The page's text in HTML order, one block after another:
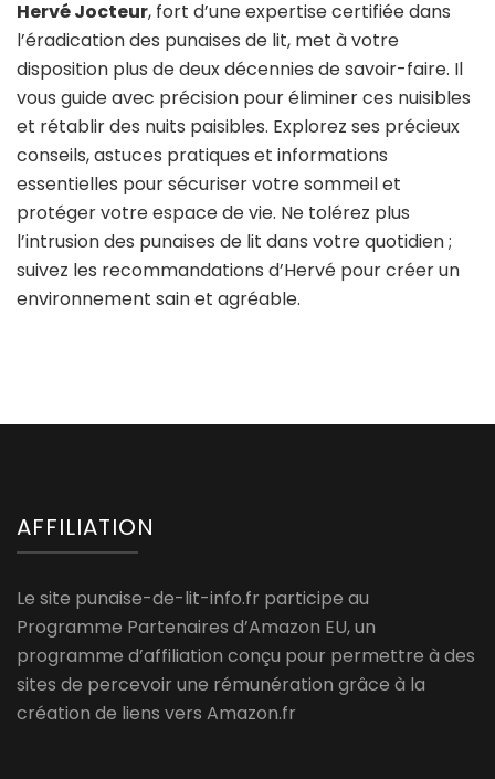
Hervé Jocteur, fort d’une expertise certifiée dans
l’éradication des punaises de lit, met à votre
disposition plus de deux décennies de savoir-faire. Il
vous guide avec précision pour éliminer ces nuisibles
et rétablir des nuits paisibles. Explorez ses précieux
conseils, astuces pratiques et informations
essentielles pour sécuriser votre sommeil et
protéger votre espace de vie. Ne tolérez plus
l’intrusion des punaises de lit dans votre quotidien ;
suivez les recommandations d’Hervé pour créer un
environnement sain et agréable.
AFFILIATION
Le site punaise-de-lit-info.fr participe au
Programme Partenaires d’Amazon EU, un
programme d’affiliation conçu pour permettre à des
sites de percevoir une rémunération grâce à la
création de liens vers Amazon.fr